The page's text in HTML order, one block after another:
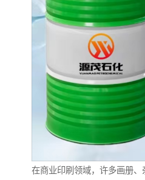
在商业印刷领域，许多画册、